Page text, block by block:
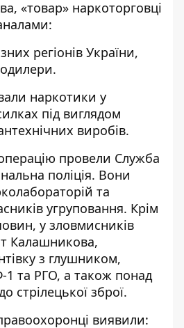
«товар» наркоторговці
регіонів України,
наркотики у
під виглядом
виробів.
провели Служба
поліція. Вони
та
угруповання. Крім
у зловмисників
Калашникова,
з глушником,
1 та РГО, а також понад
стрілецької зброї.
виявили: